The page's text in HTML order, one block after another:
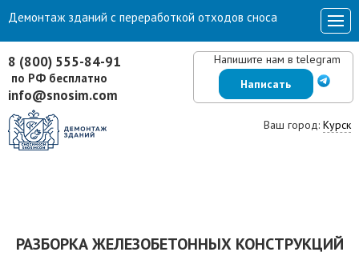
8 (800) 555-84-91
по РФ бесплатно
info@snosim.com
Напишите нам в telegram
Написать
Ваш город: Курск
Демонтаж зданий с переработкой отходов сноса
РАЗБОРКА ЖЕЛЕЗОБЕТОННЫХ КОНСТРУКЦИЙ